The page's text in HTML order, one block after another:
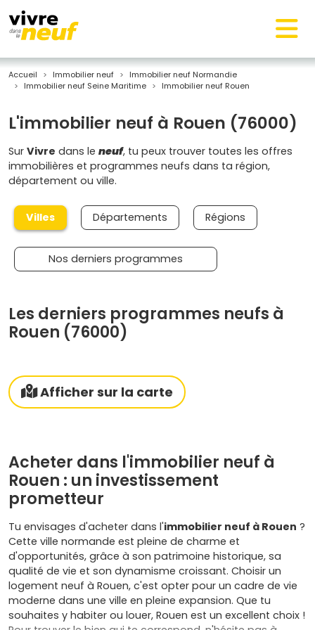
Accueil Immobilier neuf
Immobilier neuf Normandie
Immobilier neuf Seine Maritime
Immobilier neuf Rouen
L'immobilier neuf à Rouen (76000)
Sur Vivre dans le neuf, tu peux trouver toutes les offres
immobilières et programmes neufs dans ta région,
département ou ville.
Villes Départements Régions
Nos derniers programmes
Les derniers programmes neufs à
Rouen (76000)
Afficher sur la carte
Acheter dans l'immobilier neuf à
Rouen : un investissement
prometteur
Tu envisages d'acheter dans l'immobilier neuf à Rouen ?
Cette ville normande est pleine de charme et
d'opportunités, grâce à son patrimoine historique, sa
qualité de vie et son dynamisme croissant. Choisir un
logement neuf à Rouen, c'est opter pour un cadre de vie
moderne dans une ville en pleine expansion. Que tu
souhaites y habiter ou louer, Rouen est un excellent choix !